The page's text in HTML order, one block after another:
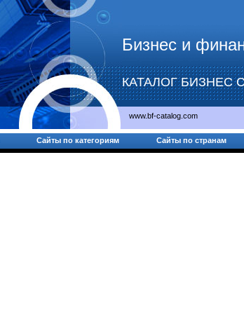
Бизнес и
КАТАЛОГ БИЗНЕС
www.bf-catalog.com
Сайты по категориям Сайты по странам